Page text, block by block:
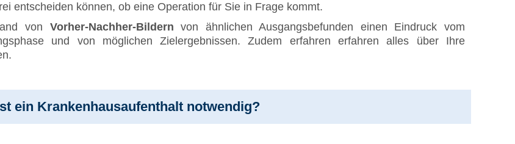
entscheiden können, ob eine Operation für Sie in Frage kommt.
von Vorher-Nachher-Bildern von ähnlichen Ausgangsbefunden einen Eindruck vom
und von möglichen Zielergebnissen. Zudem erfahren erfahren alles über Ihre
ein Krankenhausaufenthalt notwendig?